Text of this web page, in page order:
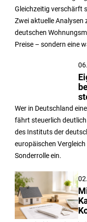
Gleichzeitig verschärft
Zwei aktuelle Analysen
deutschen
Preise – sondern eine
Wer in Deutschland
fährt steuerlich
des Instituts der
europäischen